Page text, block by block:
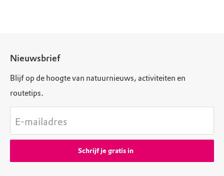
Nieuwsbrief
Blijf op de hoogte van natuurnieuws, activiteiten en
routetips.
E-mailadres
Schrijf je gratis in